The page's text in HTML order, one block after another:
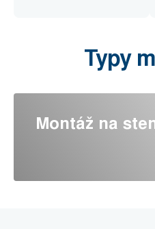
Typy
Montáž na